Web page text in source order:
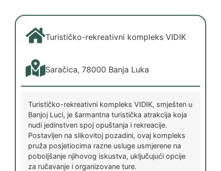
Turističko-rekreativni kompleks VIDIK
Saračica, 78000 Banja Luka
Turističko-rekreativni kompleks VIDIK, smješten u
Banjoj Luci, je šarmantna turistička atrakcija koja
nudi jedinstven spoj opuštanja i rekreacije.
Postavljen na slikovitoj pozadini, ovaj kompleks
pruža posjetiocima razne usluge usmjerene na
poboljšanje njihovog iskustva, uključujući opcije
za ručavanje i organizovane ture.